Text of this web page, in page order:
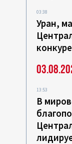
03:38
Уран,
13:53
В